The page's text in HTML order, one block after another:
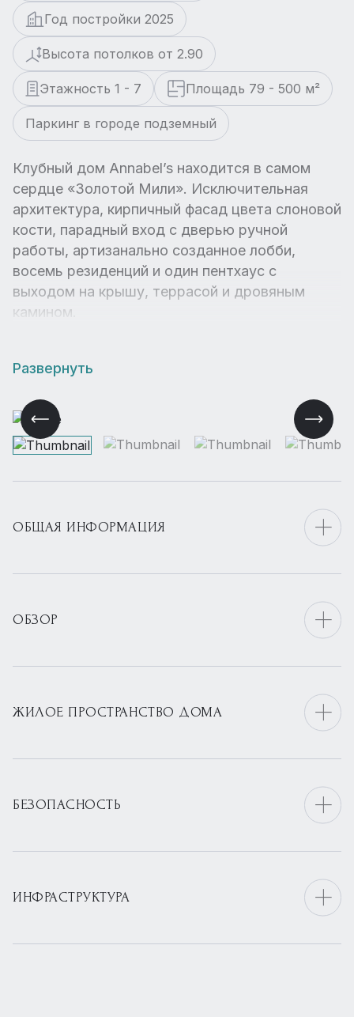
Год постройки 2025
Высота потолков от 2.90
Этажность 1 - 7 Площадь 79 - 500 м²
Паркинг в городе подземный
Клубный дом Annabel’s находится в самом
сердце «Золотой Мили». Исключительная
архитектура, кирпичный фасад цвета слоновой
кости, парадный вход с дверью ручной
работы, артизанально созданное лобби,
восемь резиденций и один пентхаус с
выходом на крышу, террасой и дровяным
камином.
Развернуть
ОБЩАЯ ИНФОРМАЦИЯ
ОБЗОР
ЖИЛОЕ ПРОСТРАНСТВО ДОМА
БЕЗОПАСНОСТЬ
ИНФРАСТРУКТУРА